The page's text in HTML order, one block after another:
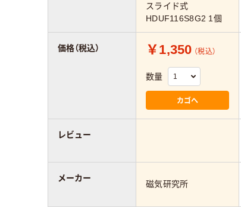
スライド式
HDUF116S8G2 1個
￥1,350 （税込）
数量
カゴへ
磁気研究所
価格（税込）
レビュー
メーカー